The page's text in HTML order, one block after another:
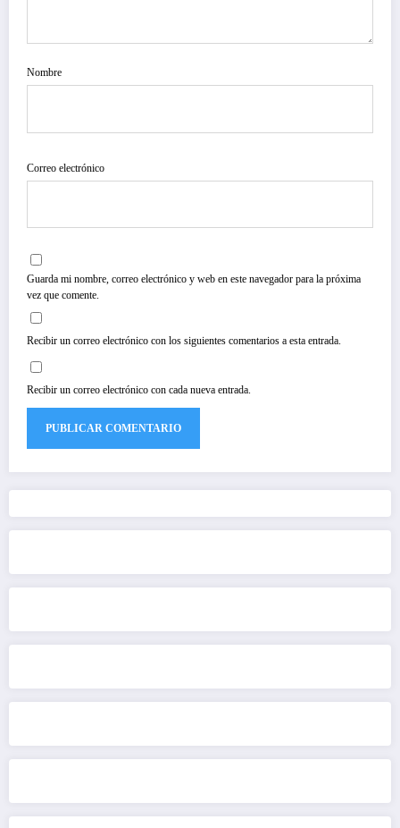
Nombre
Correo electrónico
Guarda mi nombre, correo electrónico y web en este navegador para la próxima
vez que comente.
Recibir un correo electrónico con los siguientes comentarios a esta entrada.
Recibir un correo electrónico con cada nueva entrada.